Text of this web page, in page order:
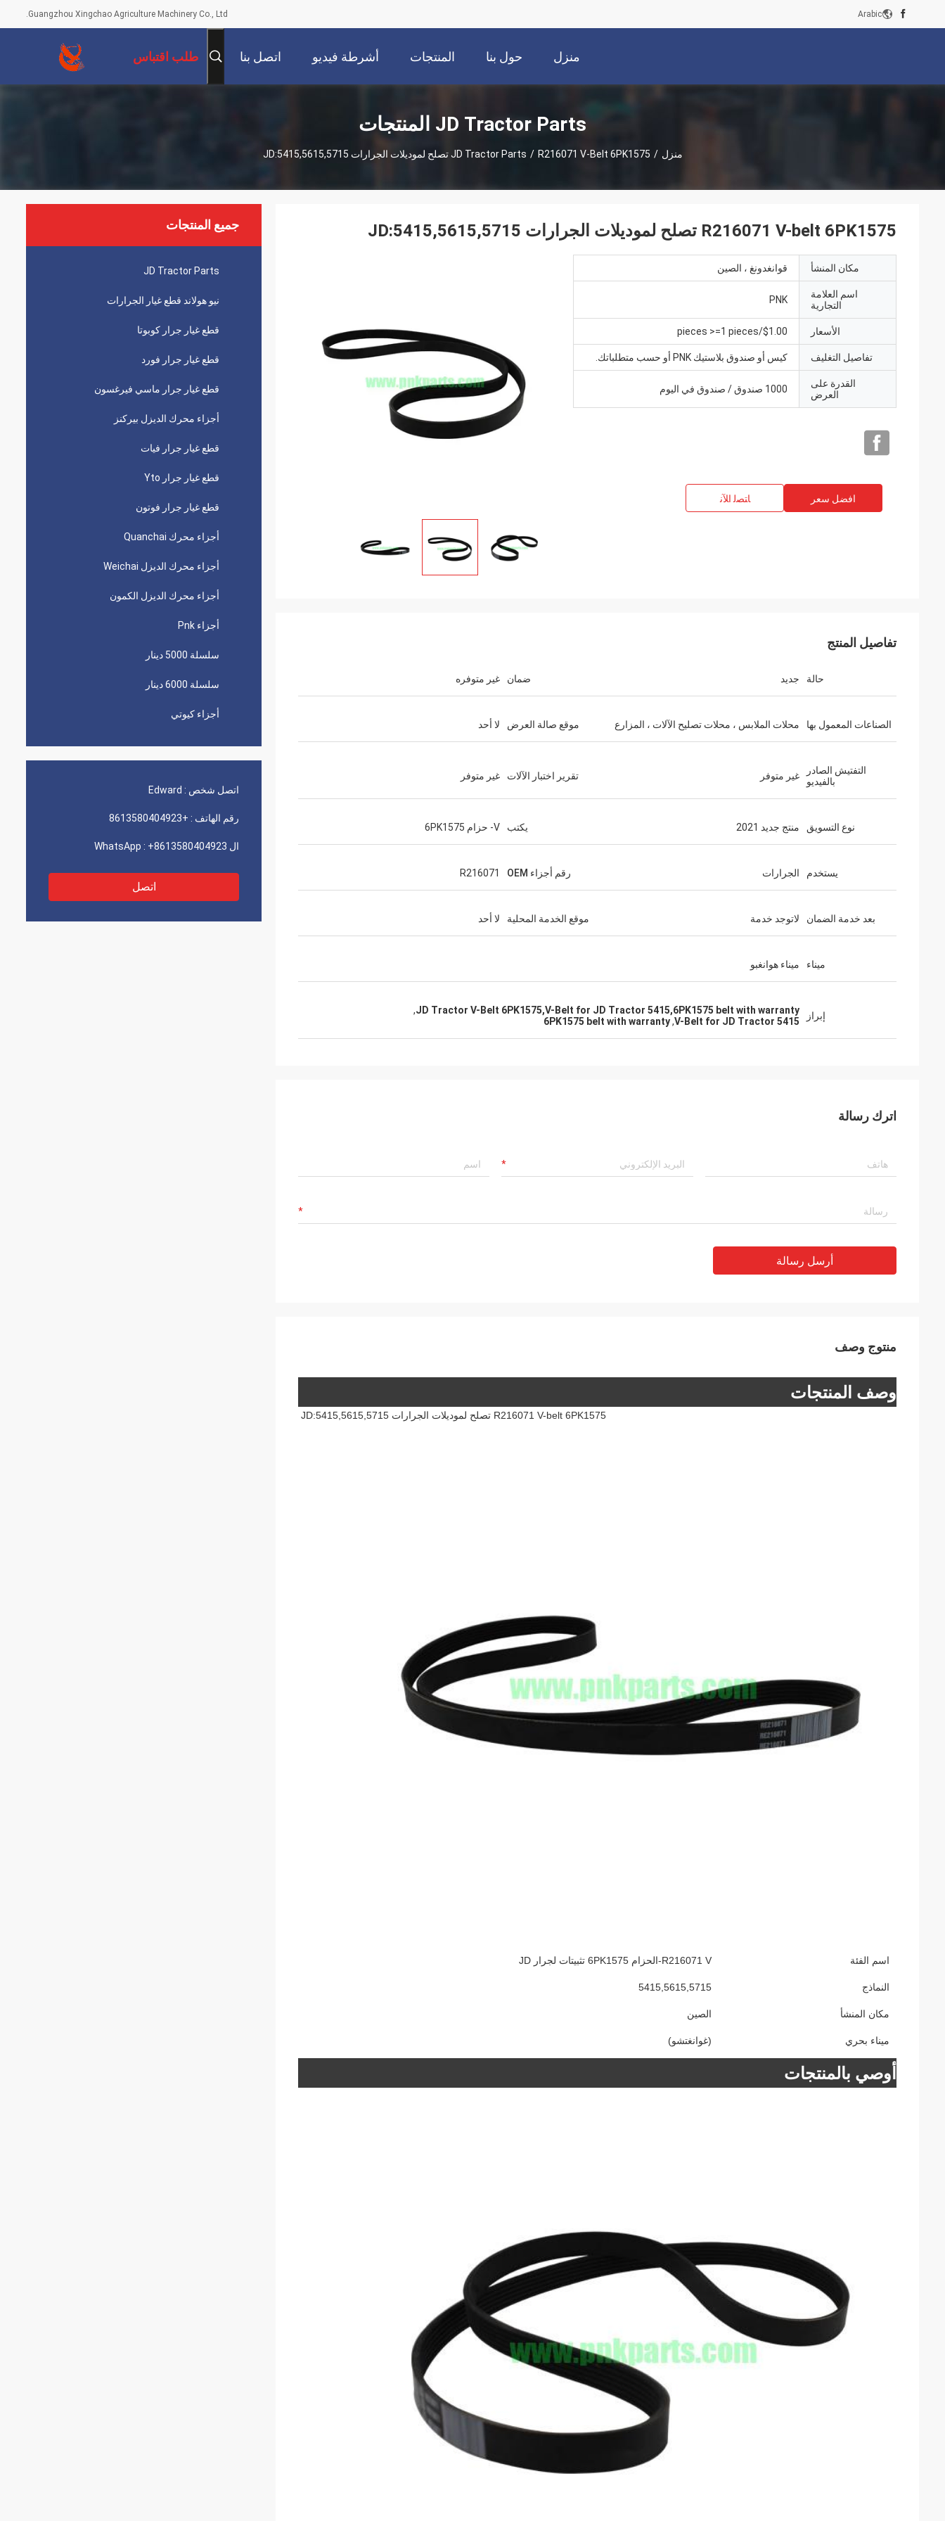
Guangzhou Xingchao Agriculture Machinery Co., Ltd. Arabic
منزل حول بنا المنتجات أشرطة فيديو اتصل بنا طلب اقتباس
JD Tractor Parts المنتجات
منزل /
JD Tractor Parts / R216071 V-Belt 6PK1575 تصلح لموديلات الجرارات JD:5415,5615,5715
جميع المنتجات
JD Tractor Parts
نيو هولاند قطع غيار الجرارات
قطع غيار جرار كوبوتا
قطع غيار جرار فورد
قطع غيار جرار ماسي فيرغسون
أجزاء محرك الديزل بيركنز
قطع غيار جرار فيات
قطع غيار جرار Yto
قطع غيار جرار فوتون
أجزاء محرك Quanchai
أجزاء محرك الديزل Weichai
أجزاء محرك الديزل الكمون
أجزاء Pnk
سلسلة 5000 دينار
سلسلة 6000 دينار
أجزاء كيوتي
اتصل شخص : Edward
رقم الهاتف : +8613580404923
ال WhatsApp : +8613580404923
اتصل
R216071 V-belt 6PK1575 تصلح لموديلات الجرارات JD:5415,5615,5715
مكان المنشأ قوانغدونغ ، الصين
اسم العلامة
التجارية
PNK
الأسعار $1.00/pieces >=1 pieces
تفاصيل التغليف كيس أو صندوق بلاستيك PNK أو حسب متطلباتك.
القدرة على
العرض
1000 صندوق / صندوق في اليوم
افضل سعر ﺎﺘﺼﻟ ﺍﻶﻧ
تفاصيل المنتج
حالة جديد ضمان غير متوفره
الصناعات المعمول بها محلات الملابس ، محلات تصليح الآلات ، المزارع موقع صالة العرض لا أحد
التفتيش الصادر
بالفيديو
غير متوفر تقرير اختبار الآلات غير متوفر
نوع التسويق منتج جديد 2021 يكتب V- حزام 6PK1575
يستخدم الجرارات رقم أجزاء OEM R216071
بعد خدمة الضمان لاتوجد خدمة موقع الخدمة المحلية لا أحد
ميناء ميناء هوانغبو
إبراز JD Tractor V-Belt 6PK1575,V-Belt for JD Tractor 5415,6PK1575 belt with warranty
,
V-Belt for JD Tractor 5415
,
6PK1575 belt with warranty
اترك رسالة
أرسل رسالة
منتوج وصف
وصف المنتجات
R216071 V-belt 6PK1575 تصلح لموديلات الجرارات JD:5415,5615,5715
اسم الفئة R216071 V-الحزام 6PK1575 تثبيتات لجرار JD
النماذج 5415,5615,5715
مكان المنشأ الصين
ميناء بحري (غوانغتشو)
أوصي بالمنتجات